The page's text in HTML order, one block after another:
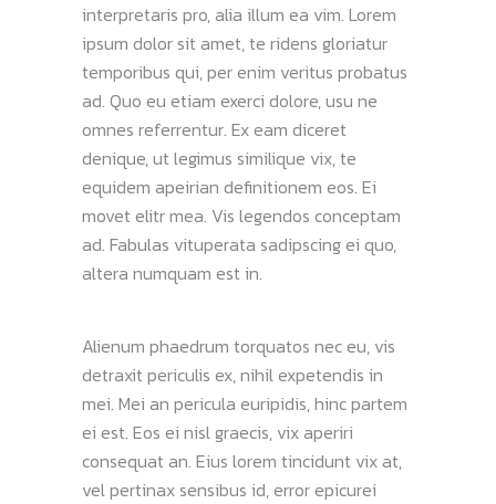
interpretaris pro, alia illum ea vim. Lorem
ipsum dolor sit amet, te ridens gloriatur
temporibus qui, per enim veritus probatus
ad. Quo eu etiam exerci dolore, usu ne
omnes referrentur. Ex eam diceret
denique, ut legimus similique vix, te
equidem apeirian definitionem eos. Ei
movet elitr mea. Vis legendos conceptam
ad. Fabulas vituperata sadipscing ei quo,
altera numquam est in.
Alienum phaedrum torquatos nec eu, vis
detraxit periculis ex, nihil expetendis in
mei. Mei an pericula euripidis, hinc partem
ei est. Eos ei nisl graecis, vix aperiri
consequat an. Eius lorem tincidunt vix at,
vel pertinax sensibus id, error epicurei